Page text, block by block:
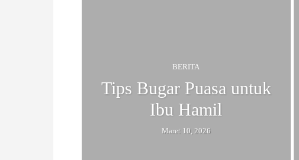
BERITA
Tips Bugar Puasa untuk
Ibu Hamil
Maret 10, 2026